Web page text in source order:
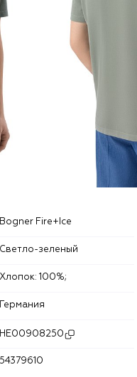
Bogner Fire+Ice
Светло-зеленый
Хлопок: 100%;
Германия
HE00908250
54379610